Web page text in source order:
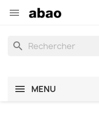

search
MENU